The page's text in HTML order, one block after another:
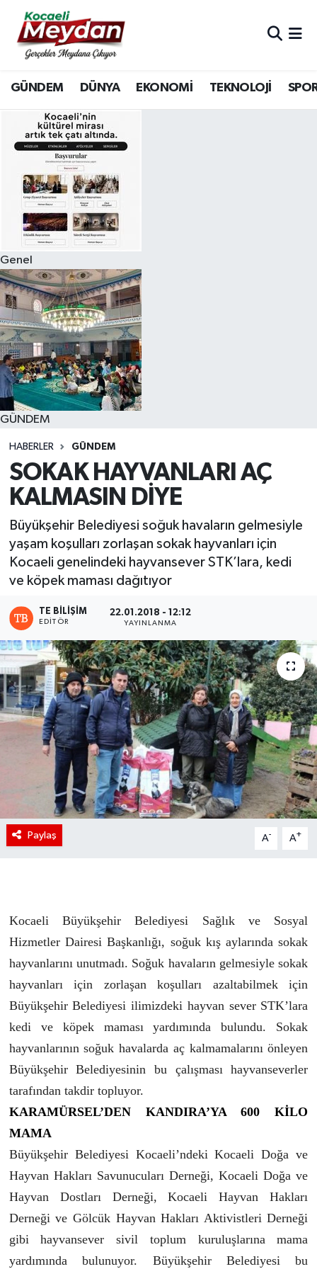
GÜNDEM DÜNYA EKONOMİ TEKNOLOJİ
Genel
GÜNDEM
HABERLER GÜNDEM
SOKAK HAYVANLARI AÇ
KALMASIN DİYE
Büyükşehir Belediyesi soğuk havaların gelmesiyle
yaşam koşulları zorlaşan sokak hayvanları için
Kocaeli genelindeki hayvansever STK’lara, kedi
ve köpek maması dağıtıyor
TE BILIŞIM
EDITÖR
22.01.2018 - 12:12
YAYINLANMA
Paylaş A- A+
Kocaeli Büyükşehir Belediyesi Sağlık ve Sosyal
Hizmetler Dairesi Başkanlığı, soğuk kış aylarında sokak
hayvanlarını unutmadı. Soğuk havaların gelmesiyle sokak
hayvanları için zorlaşan koşulları azaltabilmek için
Büyükşehir Belediyesi ilimizdeki hayvan sever STK’lara
kedi ve köpek maması yardımında bulundu. Sokak
hayvanlarının soğuk havalarda aç kalmamalarını önleyen
Büyükşehir Belediyesinin bu çalışması hayvanseverler
tarafından takdir topluyor.
KARAMÜRSEL’DEN KANDIRA’YA 600 KİLO
MAMA
Büyükşehir Belediyesi Kocaeli’ndeki Kocaeli Doğa ve
Hayvan Hakları Savunucuları Derneği, Kocaeli Doğa ve
Hayvan Dostları Derneği, Kocaeli Hayvan Hakları
Derneği ve Gölcük Hayvan Hakları Aktivistleri Derneği
gibi hayvansever sivil toplum kuruluşlarına mama
yardımında bulunuyor. Büyükşehir Belediyesi bu
Nöbetçi Eczaneler
Hava Durumu
Trafik Durumu
Süper Lig Puan Durumu ve Fikstür
Tüm Manşetler
Son Dakika Haberleri
Haber Arşivi